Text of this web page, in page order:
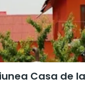
Casa de